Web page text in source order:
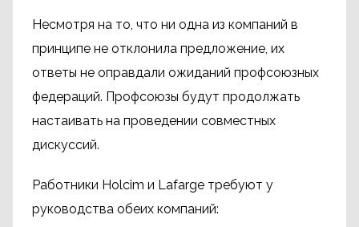
Несмотря на то, что ни одна из компаний в
принципе не отклонила предложение, их
ответы не оправдали ожиданий профсоюзных
федераций. Профсоюзы будут продолжать
настаивать на проведении совместных
дискуссий.
Работники Holcim и Lafarge требуют у
руководства обеих компаний: